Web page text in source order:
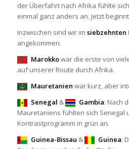
der Überfahrt nach Afrika fühlte
einmal ganz anders an. Jetzt
Inzwischen sind wir im siebzehnten
angekommen.
Marokkowar die erste von
auf unserer Route durch Afrika.
Mauretanien war kurz, aber
Senegal & Gambia: Nach
Mauretaniens fühlten sich Senegal
Kontrastprogramm in grün an.
Guinea-Bissau & Guinea: